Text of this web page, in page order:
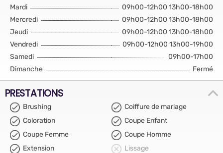
Mardi
09h00-12h00 13h00-18h00
Mercredi
09h00-12h00 13h00-18h00
Jeudi
09h00-12h00 13h00-18h00
Vendredi
09h00-12h00 13h00-19h00
Samedi
09h00-17h00
Dimanche
Fermé
PRESTATIONS
Brushing
Coiffure de mariage
Coloration
Coupe Enfant
Coupe Femme
Coupe Homme
Extension
Lissage